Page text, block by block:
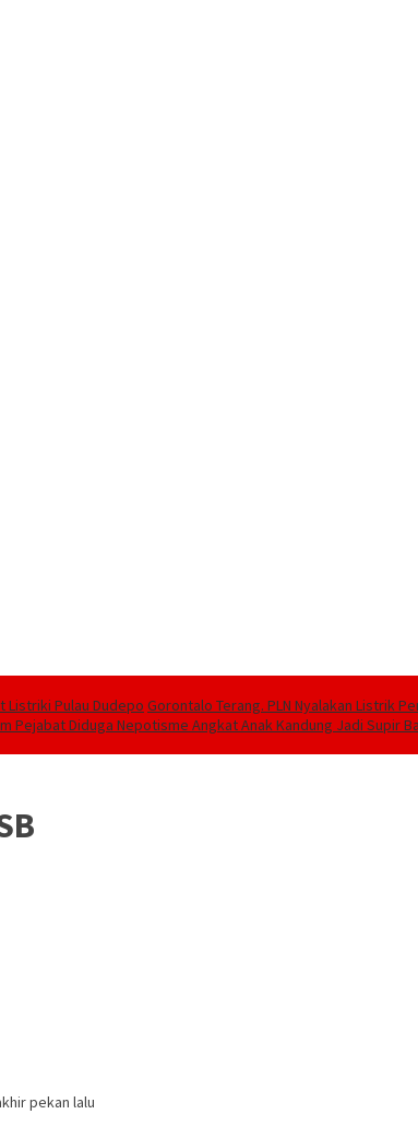
Listriki Pulau Dudepo Gorontalo Terang. PLN Nyalakan Listrik
Pejabat Diduga Nepotisme Angkat Anak Kandung Jadi Supir
pekan lalu